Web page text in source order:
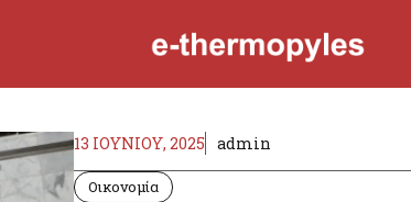
13 ΙΟΥΝΊΟΥ, 2025 admin
Οικονομία